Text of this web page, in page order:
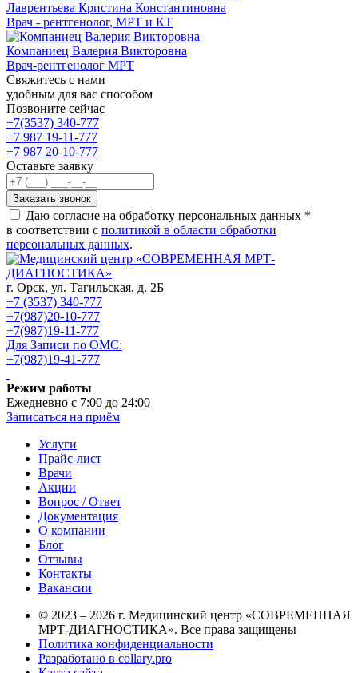
Лаврентьева Кристина Константиновна
Врач - рентгенолог, МРТ и КТ
Компаниец Валерия Викторовна
Врач-рентгенолог МРТ
Свяжитесь с нами
удобным для вас способом
Позвоните сейчас
+7(3537) 340-777
+7 987 19-11-777
+7 987 20-10-777
Оставьте заявку
Даю согласие на обработку персональных данных *
в соответствии с политикой в области обработки
персональных данных.
г. Орск, ул. Тагильская, д. 2Б
+7 (3537) 340-777
+7(987)20-10-777
+7(987)19-11-777
Для Записи по ОМС:
+7(987)19-41-777
Режим работы
Ежедневно с 7:00 до 24:00
Записаться на приём
Услуги
Прайс-лист
Врачи
Акции
Вопрос / Ответ
Документация
О компании
Блог
Отзывы
Контакты
Вакансии
© 2023 – 2026 г. Медицинский центр «СОВРЕМЕННАЯ
МРТ-ДИАГНОСТИКА». Все права защищены
Политика конфиденциальности
Разработано в collary.pro